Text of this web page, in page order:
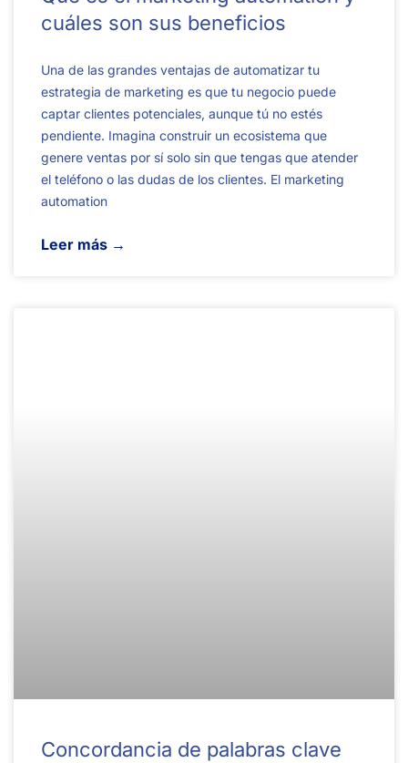
cuáles son sus beneficios
Una de las grandes ventajas de automatizar tu
estrategia de marketing es que tu negocio puede
captar clientes potenciales, aunque tú no estés
pendiente. Imagina construir un ecosistema que
genere ventas por sí solo sin que tengas que atender
el teléfono o las dudas de los clientes. El marketing
automation
Leer más →
Concordancia de palabras clave